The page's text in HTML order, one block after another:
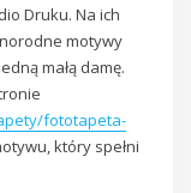
Druku. Na ich
motywy
małą damę.
fototapeta-
który spełni